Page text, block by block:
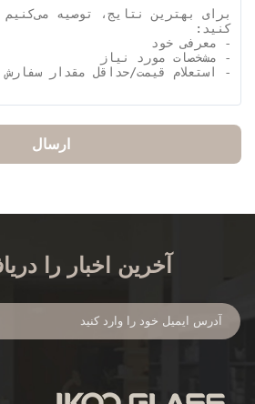
ارسال
آخرین اخبار را